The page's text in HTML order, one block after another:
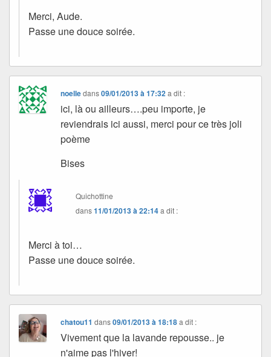
Merci, Aude.
Passe une douce soirée.
noelledans09/01/2013 à 17:32 a dit :
ici, là ou ailleurs….peu importe, je
reviendrais ici aussi, merci pour ce très joli
poème
Bises
Quichottine
dans11/01/2013 à 22:14a dit :
Merci à toi…
Passe une douce soirée.
chatou11 dans09/01/2013 à 18:18 a dit :
Vivement que la lavande repousse.. je
n'aime pas l'hiver!